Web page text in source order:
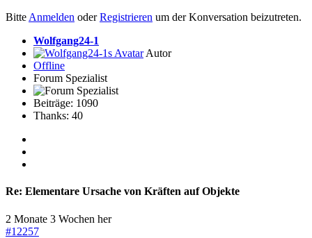
Bitte Anmelden oderRegistrieren um der Konversation beizutreten.
Wolfgang24-1
Autor
Offline
Forum Spezialist
Beiträge: 1090
Thanks: 40
Re: Elementare Ursache von Kräften auf Objekte
2 Monate 3 Wochen her
#12257